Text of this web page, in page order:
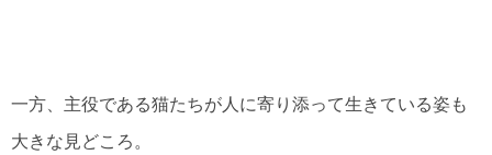
一方、主役である猫たちが人に寄り添って生きている姿も
大きな見どころ。